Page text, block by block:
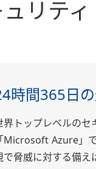
リティ
時間365日
界トップレベルのセ
Microsoft Azure」
で脅威に対する備え